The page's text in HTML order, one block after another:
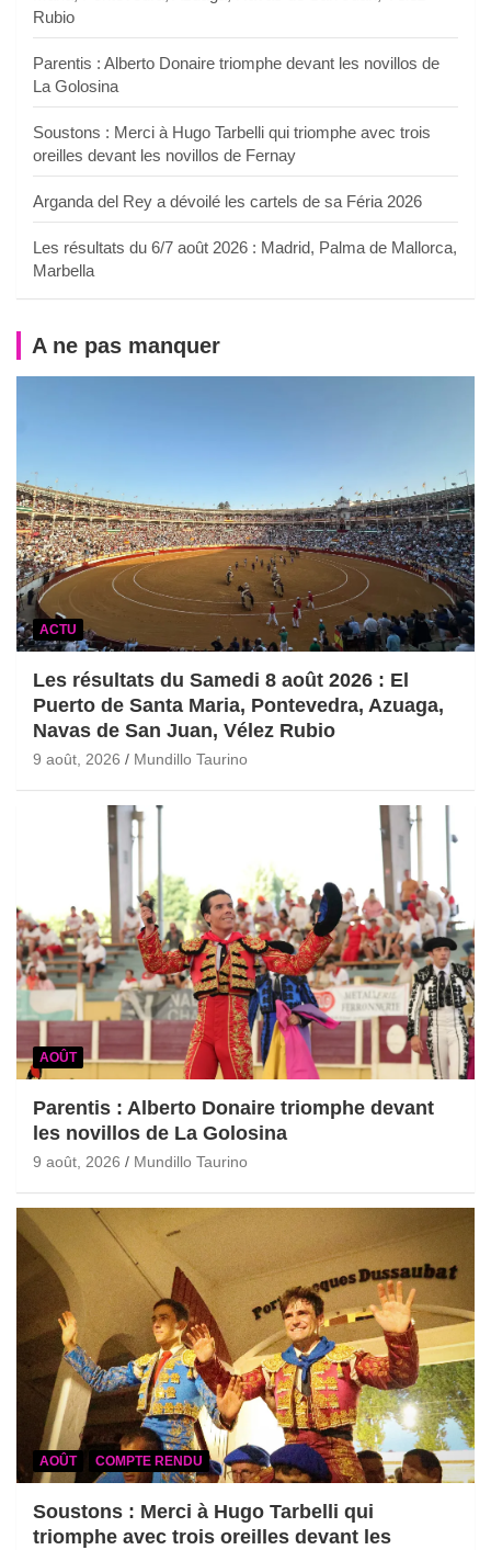
Rubio
Parentis : Alberto Donaire triomphe devant les novillos de
La Golosina
Soustons : Merci à Hugo Tarbelli qui triomphe avec trois
oreilles devant les novillos de Fernay
Arganda del Rey a dévoilé les cartels de sa Féria 2026
Les résultats du 6/7 août 2026 : Madrid, Palma de Mallorca,
Marbella
A ne pas manquer
ACTU
Les résultats du Samedi 8 août 2026 : El
Puerto de Santa Maria, Pontevedra, Azuaga,
Navas de San Juan, Vélez Rubio
9 août, 2026 Mundillo Taurino
AOÛT
Parentis : Alberto Donaire triomphe devant
les novillos de La Golosina
9 août, 2026 Mundillo Taurino
AOÛT COMPTE RENDU
Soustons : Merci à Hugo Tarbelli qui
triomphe avec trois oreilles devant les